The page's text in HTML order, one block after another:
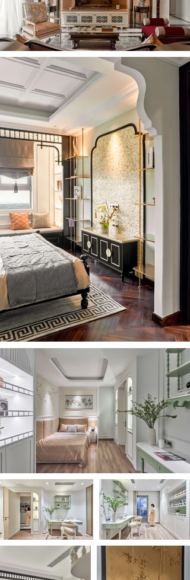
một môi trường sống vừa tôn trọng cội nguồn văn
hóa, vừa đồng hành cùng khát vọng đương đại—
tinh tế, độc bản và gắn bó sâu sắc với tinh thần
bản địa.